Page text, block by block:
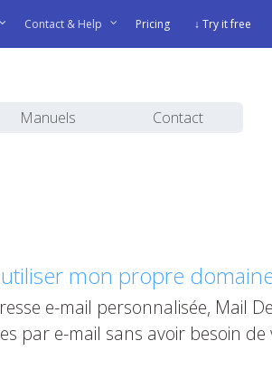
Contact & Help Pricing ↓ Try it free
Manuels Contact
mon propre
e-mail personnalisée, Mail
par e-mail sans avoir besoin